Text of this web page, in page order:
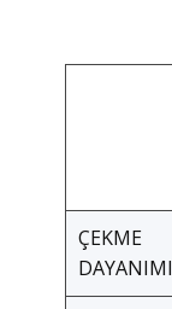
ÇEKME
DAYANIMI